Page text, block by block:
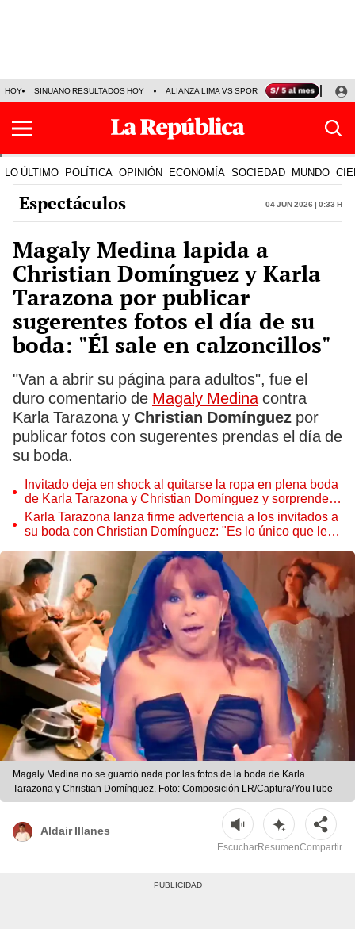
HOY SINUANO RESULTADOS HOY ALIANZA LIMA VS SPORT BOYS JORGE
LO ÚLTIMO POLÍTICA OPINIÓN ECONOMÍA SOCIEDAD MUNDO
Espectáculos 04 Jun 2026 | 0:33 h
Magaly Medina lapida a
Christian Domínguez y Karla
Tarazona por publicar
sugerentes fotos el día de su
boda: "Él sale en calzoncillos"
"Van a abrir su página para adultos", fue el
duro comentario de Magaly Medinacontra
Karla Tarazona y Christian Domínguez por
publicar fotos con sugerentes prendas el día de
su boda.
Invitado deja en shock al quitarse la ropa en plena boda
de Karla Tarazona y Christian Domínguez y sorprende:
"No hubo tiempo"
Karla Tarazona lanza firme advertencia a los invitados a
su boda con Christian Domínguez: "Es lo único que les
Magaly Medina no se guardó nada por las fotos de la boda de Karla
Tarazona y Christian Domínguez. Foto: Composición LR/Captura/YouTube
Aldair Illanes
EscucharResumenCompartir